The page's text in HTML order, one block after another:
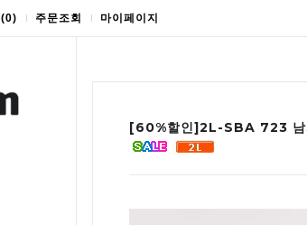
(0) 주문조회 마이페이지
[60%할인]2L-SBA 723 남